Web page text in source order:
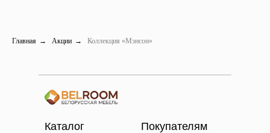
Главная → Акции → Коллекция «Мэнсон»
Покупателям
Каталог